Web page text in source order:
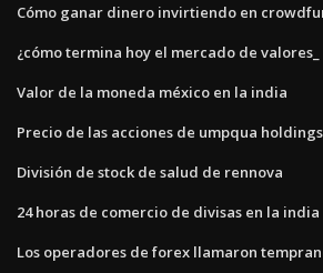
Cómo ganar dinero invirtiendo en
¿cómo termina hoy el mercado de valores_
Valor de la moneda méxico en la india
Precio de las acciones de umpqua holdings
División de stock de salud de rennova
24 horas de comercio de divisas en la india
Los operadores de forex llamaron